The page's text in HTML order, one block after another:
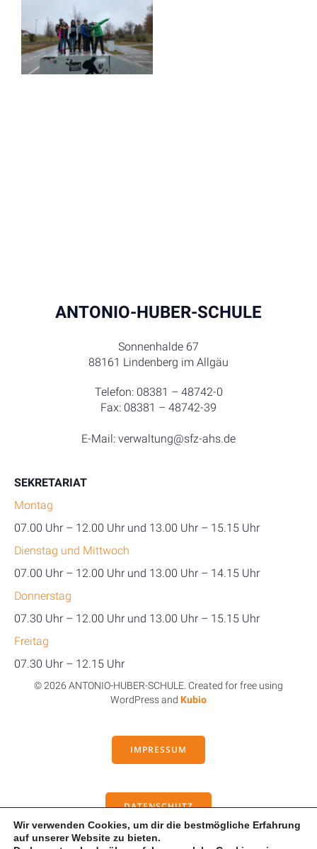
ANTONIO-HUBER-SCHULE
Sonnenhalde 67
88161 Lindenberg im Allgäu
Telefon: 08381 – 48742-0
Fax: 08381 – 48742-39
E-Mail: verwaltung@sfz-ahs.de
SEKRETARIAT
Montag
07.00 Uhr – 12.00 Uhr und 13.00 Uhr – 15.15 Uhr
Dienstag und Mittwoch
07.00 Uhr – 12.00 Uhr und 13.00 Uhr – 14.15 Uhr
Donnerstag
07.30 Uhr – 12.00 Uhr und 13.00 Uhr – 15.15 Uhr
Freitag
07.30 Uhr – 12.15 Uhr
© 2026 ANTONIO-HUBER-SCHULE. Created for free using
WordPress and Kubio
IMPRESSUM
DATENSCHUTZ
Wir verwenden Cookies, um dir die bestmögliche Erfahrung
auf unserer Website zu bieten.